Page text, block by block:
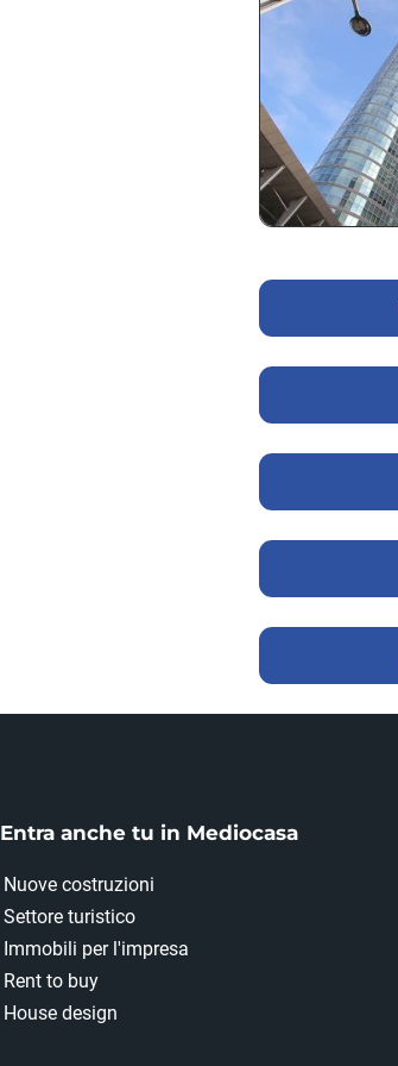
Entra anche tu in Mediocasa
Nuove costruzioni
Settore turistico
Immobili per l'impresa
Rent to buy
House design